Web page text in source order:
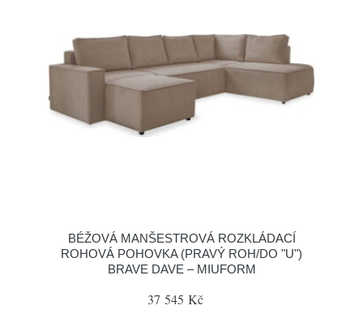
BÉŽOVÁ MANŠESTROVÁ ROZKLÁDACÍ
ROHOVÁ POHOVKA (PRAVÝ ROH/DO "U")
BRAVE DAVE – MIUFORM
37 545 Kč